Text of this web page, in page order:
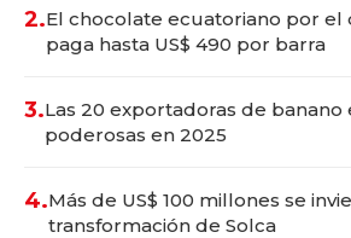
2.El chocolate ecuatoriano por
paga hasta US$ 490 por barra
3.Las 20 exportadoras de banano
poderosas en 2025
4.Más de US$ 100 millones se
transformación de Solca